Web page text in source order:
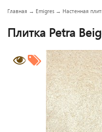
Главная → Emigres → Настенная
Плитка Petra